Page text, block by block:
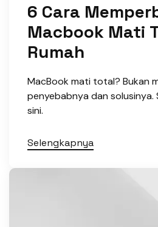
6 Cara
Macbook Mati
Rumah
MacBook mati total? Bukan
penyebabnya dan solusinya.
sini.
Selengkapnya